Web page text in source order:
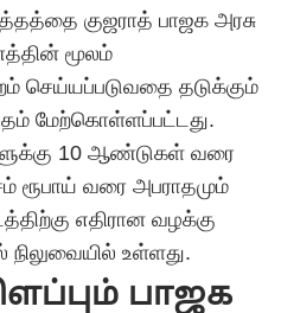
குஜராத் பாஜக அரசு
மூலம்
செய்யப்படுவதை தடுக்கும்
மேற்கொள்ளப்பட்டது.
10 ஆண்டுகள் வரை
ரூபாய் வரை அபராதமும்
எதிரான வழக்கு
நிலுவையில் உள்ளது.
பாஜக